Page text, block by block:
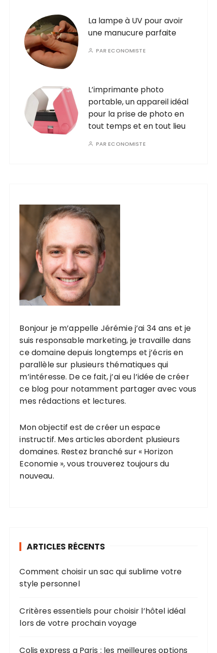
La lampe à UV pour avoir
une manucure parfaite
PARECONOMISTE
L’imprimante photo
portable, un appareil idéal
pour la prise de photo en
tout temps et en tout lieu
PARECONOMISTE
Bonjour je m’appelle Jérémie j’ai 34 ans et je
suis responsable marketing, je travaille dans
ce domaine depuis longtemps et j’écris en
parallèle sur plusieurs thématiques qui
m’intéresse. De ce fait, j’ai eu l’idée de créer
ce blog pour notamment partager avec vous
mes rédactions et lectures.
Mon objectif est de créer un espace
instructif. Mes articles abordent plusieurs
domaines. Restez branché sur « Horizon
Economie », vous trouverez toujours du
nouveau.
ARTICLES RÉCENTS
Comment choisir un sac qui sublime votre
style personnel
Critères essentiels pour choisir l’hôtel idéal
lors de votre prochain voyage
Colis express a Paris : les meilleures options